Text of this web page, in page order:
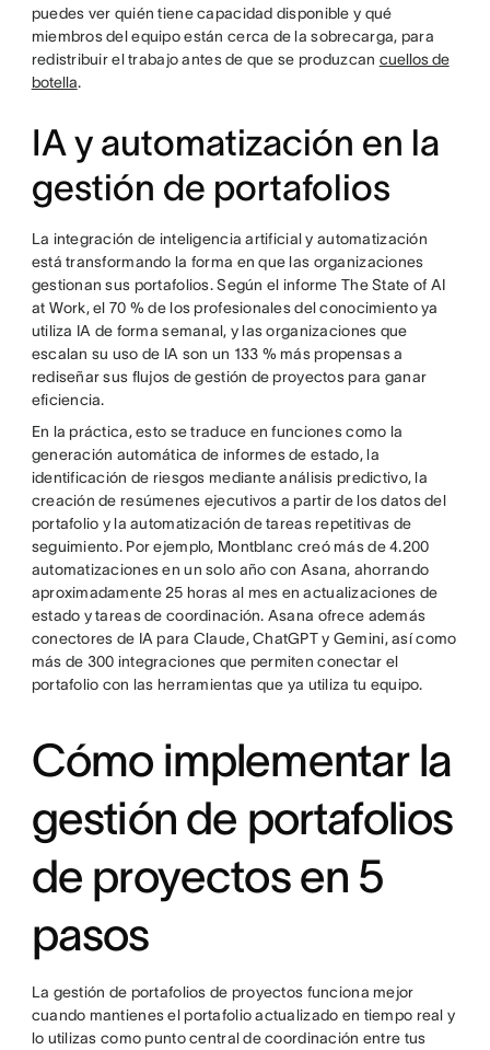
puedes ver quién tiene capacidad disponible y qué
miembros del equipo están cerca de la sobrecarga, para
redistribuir el trabajo antes de que se produzcan cuellos de
botella.
IA y automatización en la
gestión de portafolios
La integración de inteligencia artificial y automatización
está transformando la forma en que las organizaciones
gestionan sus portafolios. Según el informe The State of AI
at Work, el 70 % de los profesionales del conocimiento ya
utiliza IA de forma semanal, y las organizaciones que
escalan su uso de IA son un 133 % más propensas a
rediseñar sus flujos de gestión de proyectos para ganar
eficiencia.
En la práctica, esto se traduce en funciones como la
generación automática de informes de estado, la
identificación de riesgos mediante análisis predictivo, la
creación de resúmenes ejecutivos a partir de los datos del
portafolio y la automatización de tareas repetitivas de
seguimiento. Por ejemplo, Montblanc creó más de 4.200
automatizaciones en un solo año con Asana, ahorrando
aproximadamente 25 horas al mes en actualizaciones de
estado y tareas de coordinación. Asana ofrece además
conectores de IA para Claude, ChatGPT y Gemini, así como
más de 300 integraciones que permiten conectar el
portafolio con las herramientas que ya utiliza tu equipo.
Cómo implementar la
gestión de portafolios
de proyectos en 5
pasos
La gestión de portafolios de proyectos funciona mejor
cuando mantienes el portafolio actualizado en tiempo real y
lo utilizas como punto central de coordinación entre tus